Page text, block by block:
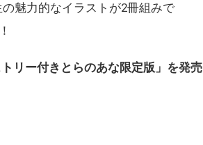
魅力的なイラストが2冊組みで
トリー付きとらのあな限定版」を発売